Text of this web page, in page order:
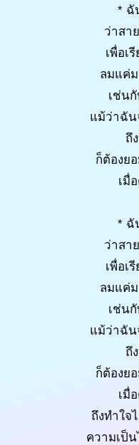
* ฉั
ว่าสา
เพื่อเ
ลมแค่ม
เช่น
แม้ว่าฉัน
ถึ
ก็ต้องย
เมื่
* ฉั
ว่าสา
เพื่อเ
ลมแค่ม
เช่น
แม้ว่าฉัน
ถึ
ก็ต้องย
เมื่
ถึงทำใจ
ความเป็